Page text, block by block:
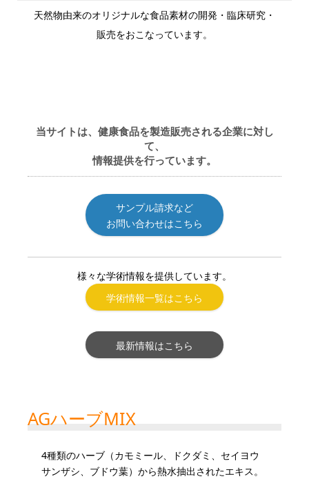
天然物由来のオリジナルな食品素材の開発・臨床研究・
販売をおこなっています。
当サイトは、健康食品を製造販売される企業に対し
て、
情報提供を行っています。
サンプル請求など
お問い合わせはこちら
様々な学術情報を提供しています。
学術情報一覧はこちら
最新情報はこちら
AGハーブMIX
4種類のハーブ（カモミール、ドクダミ、セイヨウ
サンザシ、ブドウ葉）から熱水抽出されたエキス。